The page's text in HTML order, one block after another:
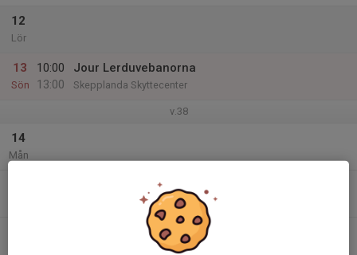
12
Lör
13
Sön
10:00
13:00
Jour Lerduvebanorna
Skepplanda Skyttecenter
v.38
14
Mån
Skepplanda Skyttecenter